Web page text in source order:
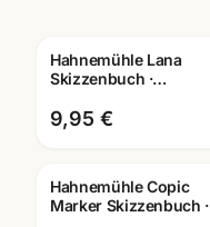
Hahnemühle Lana
Skizzenbuch ·
Zeichenbuch für
Künstler
9,95 €
Hahnemühle Copic
Marker Skizzenbuch ·